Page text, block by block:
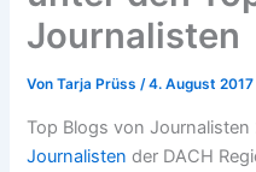
Journalisten
VonTarja Prüss/4. August 2017
Top Blogs von
Journalisten der DACH